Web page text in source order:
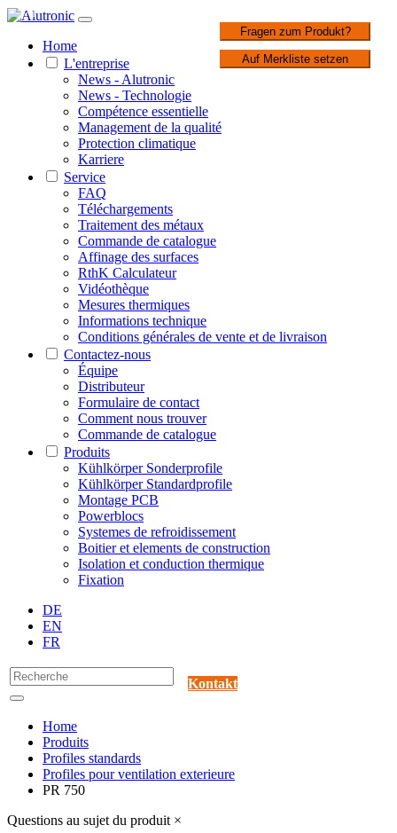
Home
L'entreprise
News - Alutronic
News - Technologie
Compétence essentielle
Management de la qualité
Protection climatique
Karriere
Service
FAQ
Téléchargements
Traitement des métaux
Commande de catalogue
Affinage des surfaces
RthK Calculateur
Vidéothèque
Mesures thermiques
Informations technique
Conditions générales de vente et de livraison
Contactez-nous
Équipe
Distributeur
Formulaire de contact
Comment nous trouver
Commande de catalogue
Produits
Kühlkörper Sonderprofile
Kühlkörper Standardprofile
Montage PCB
Powerblocs
Systemes de refroidissement
Boitier et elements de construction
Isolation et conduction thermique
Fixation
DE
EN
FR
Kontakt
Home
Produits
Profiles standards
Profiles pour ventilation exterieure
PR 750
Questions au sujet du produit ×
Fragen zum Produkt?
Auf Merkliste setzen
1 / 1